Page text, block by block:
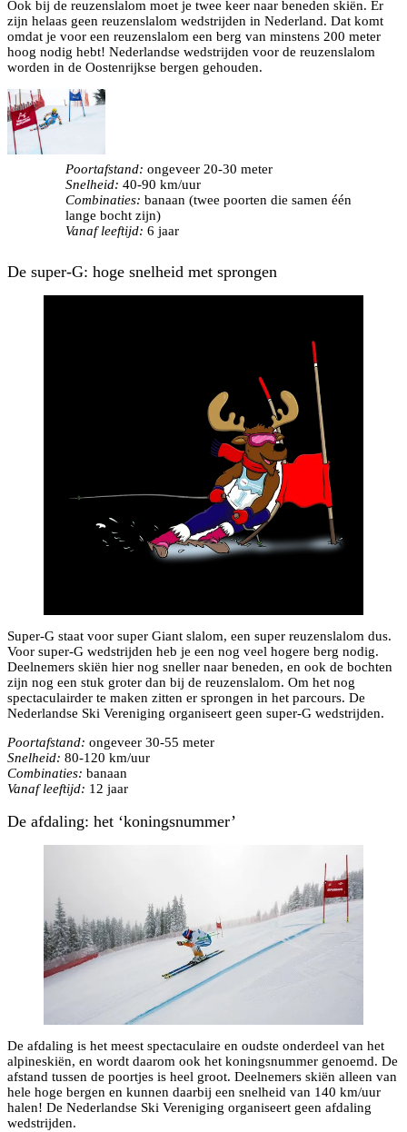
Ook bij de reuzenslalom moet je twee keer naar beneden skiën. Er
zijn helaas geen reuzenslalom wedstrijden in Nederland. Dat komt
omdat je voor een reuzenslalom een berg van minstens 200 meter
hoog nodig hebt! Nederlandse wedstrijden voor de reuzenslalom
worden in de Oostenrijkse bergen gehouden.
Poortafstand: ongeveer 20-30 meter
Snelheid: 40-90 km/uur
Combinaties: banaan (twee poorten die samen één
lange bocht zijn)
Vanaf leeftijd: 6 jaar
De super-G: hoge snelheid met sprongen
Super-G staat voor super Giant slalom, een super reuzenslalom dus.
Voor super-G wedstrijden heb je een nog veel hogere berg nodig.
Deelnemers skiën hier nog sneller naar beneden, en ook de bochten
zijn nog een stuk groter dan bij de reuzenslalom. Om het nog
spectaculairder te maken zitten er sprongen in het parcours. De
Nederlandse Ski Vereniging organiseert geen super-G wedstrijden.
Poortafstand: ongeveer 30-55 meter
Snelheid: 80-120 km/uur
Combinaties: banaan
Vanaf leeftijd: 12 jaar
De afdaling: het ‘koningsnummer’
De afdaling is het meest spectaculaire en oudste onderdeel van het
alpineskiën, en wordt daarom ook het koningsnummer genoemd. De
afstand tussen de poortjes is heel groot. Deelnemers skiën alleen van
hele hoge bergen en kunnen daarbij een snelheid van 140 km/uur
halen! De Nederlandse Ski Vereniging organiseert geen afdaling
wedstrijden.